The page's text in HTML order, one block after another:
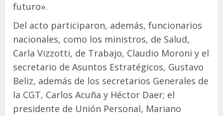
futuro».
Del acto participaron, además, funcionarios
nacionales, como los ministros, de Salud,
Carla Vizzotti, de Trabajo, Claudio Moroni y el
secretario de Asuntos Estratégicos, Gustavo
Beliz, además de los secretarios Generales de
la CGT, Carlos Acuña y Héctor Daer; el
presidente de Unión Personal, Mariano